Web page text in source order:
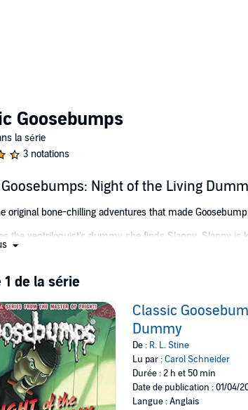
Goosebumps
la série
3 notations
Night of the Living
original bone-chilling adventures that made
the ventriloquist's dummy she finds Slappy. Slappy is
is jealous of all the attention her sister is getting. It's no
to get a dummy of her own. She'll show Kris. Then
there?
new bonus material revealing Slappy's secrets and
R.L. Stine (P)2015 Scholastic Inc.
1 de la série
Classic
Dummy
De : R. L. Stine
Lu par :Carol Schneider
Durée : 2 h et 50 min
Date de publication : 01/04/
Langue : Anglais